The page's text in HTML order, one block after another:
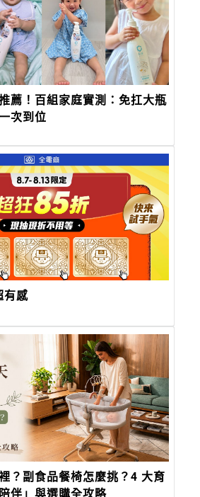
薦！百組家庭實測：免扛大瓶
次到位
有感
？副食品餐椅怎麼挑？4 大育
伴」與選購全攻略